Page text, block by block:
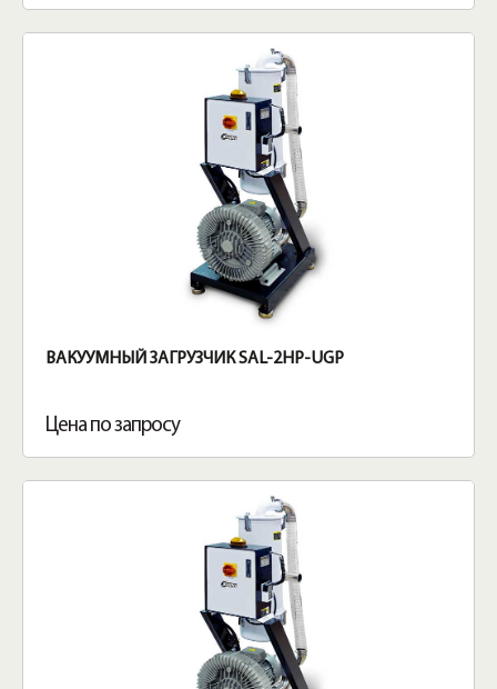
ВАКУУМНЫЙ ЗАГРУЗЧИК SAL-2HP-UGP
Цена по запросу